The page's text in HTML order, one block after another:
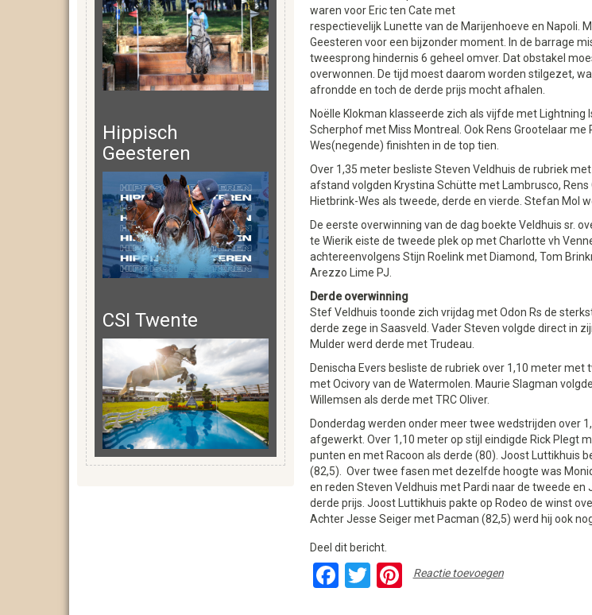
Hippisch
Geesteren
CSI Twente
waren voor Eric ten Cate met
respectievelijk Lunette van de Marijenhoeve en Napoli.
Geesteren voor een bijzonder moment. In de barrage
tweesprong hindernis 6 geheel omver. Dat obstakel
overwonnen. De tijd moest daarom worden stilgezet,
afrondde en toch de derde prijs mocht afhalen.
Noëlle Klokman klasseerde zich als vijfde met Lightning
Scherphof met Miss Montreal. Ook Rens Grootelaar
Wes(negende) finishten in de top tien.
Over 1,35 meter besliste Steven Veldhuis de rubriek
afstand volgden Krystina Schütte met Lambrusco,
Hietbrink-Wes als tweede, derde en vierde. Stefan Mol
De eerste overwinning van de dag boekte Veldhuis sr.
te Wierik eiste de tweede plek op met Charlotte vh
achtereenvolgens Stijn Roelink met Diamond, Tom
Arezzo Lime PJ.
Derde overwinning
Stef Veldhuis toonde zich vrijdag met Odon Rs de
derde zege in Saasveld. Vader Steven volgde direct in
Mulder werd derde met Trudeau.
Denischa Evers besliste de rubriek over 1,10 meter met
met Ocivory van de Watermolen. Maurie Slagman
Willemsen als derde met TRC Oliver.
Donderdag werden onder meer twee wedstrijden over
afgewerkt. Over 1,10 meter op stijl eindigde Rick Plegt
punten en met Racoon als derde (80). Joost Luttikhuis
(82,5). Over twee fasen met dezelfde hoogte was
en reden Steven Veldhuis met Pardi naar de tweede
derde prijs. Joost Luttikhuis pakte op Rodeo de winst
Achter Jesse Seiger met Pacman (82,5) werd hij ook
Deel dit bericht.
Facebook
Twitter
Pinterest
Reactie toevoegen